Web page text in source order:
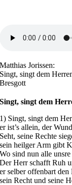
Matthias Jorissen:
Singt, singt dem
Bresgott
Singt, singt dem
1) Singt, singt dem
er ist’s allein, der
Seht, seine Rechte
sein heilger Arm gibt
Wo sind nun alle
Der Herr schafft Ruh
er selber offenbart den
sein Recht und seine